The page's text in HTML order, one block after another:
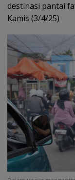
destinasi pantai
Kamis (3/4/25)